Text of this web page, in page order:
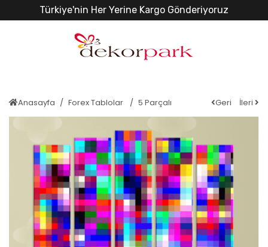
Türkiye'nin Her Yerine Kargo Gönderiyoruz
Anasayfa Forex Tablolar 5 Parçalı Geri İleri